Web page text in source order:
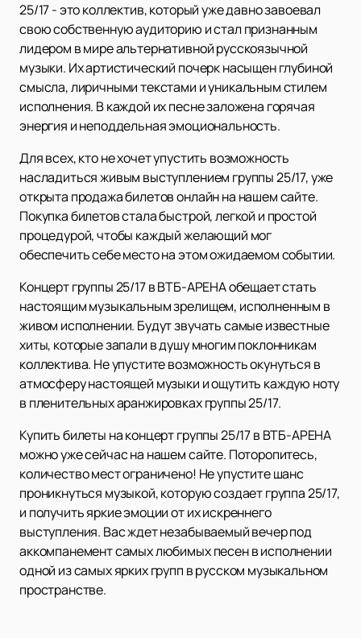
25/17 - это коллектив, который уже давно завоевал
свою собственную аудиторию и стал признанным
лидером в мире альтернативной русскоязычной
музыки. Их артистический почерк насыщен глубиной
смысла, лиричными текстами и уникальным стилем
исполнения. В каждой их песне заложена горячая
энергия и неподдельная эмоциональность.
Для всех, кто не хочет упустить возможность
насладиться живым выступлением группы 25/17, уже
открыта продажа билетов онлайн на нашем сайте.
Покупка билетов стала быстрой, легкой и простой
процедурой, чтобы каждый желающий мог
обеспечить себе место на этом ожидаемом событии.
Концерт группы 25/17 в ВТБ-АРЕНА обещает стать
настоящим музыкальным зрелищем, исполненным в
живом исполнении. Будут звучать самые известные
хиты, которые запали в душу многим поклонникам
коллектива. Не упустите возможность окунуться в
атмосферу настоящей музыки и ощутить каждую ноту
в пленительных аранжировках группы 25/17.
Купить билеты на концерт группы 25/17 в ВТБ-АРЕНА
можно уже сейчас на нашем сайте. Поторопитесь,
количество мест ограничено! Не упустите шанс
проникнуться музыкой, которую создает группа 25/17,
и получить яркие эмоции от их искреннего
выступления. Вас ждет незабываемый вечер под
аккомпанемент самых любимых песен в исполнении
одной из самых ярких групп в русском музыкальном
пространстве.